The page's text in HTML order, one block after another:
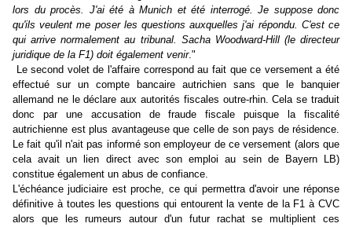
lors du procès. J'ai été à Munich et été interrogé. Je suppose donc
qu'ils veulent me poser les questions auxquelles j'ai répondu. C'est ce
qui arrive normalement au tribunal. Sacha Woodward-Hill (le directeur
juridique de la F1) doit également venir."
Le second volet de l'affaire correspond au fait que ce versement a été
effectué sur un compte bancaire autrichien sans que le banquier
allemand ne le déclare aux autorités fiscales outre-rhin. Cela se traduit
donc par une accusation de fraude fiscale puisque la fiscalité
autrichienne est plus avantageuse que celle de son pays de résidence.
Le fait qu'il n'ait pas informé son employeur de ce versement (alors que
cela avait un lien direct avec son emploi au sein de Bayern LB)
constitue également un abus de confiance.
L'échéance judiciaire est proche, ce qui permettra d'avoir une réponse
définitive à toutes les questions qui entourent la vente de la F1 à CVC
alors que les rumeurs autour d'un futur rachat se multiplient ces